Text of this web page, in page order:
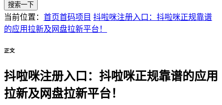
搜索一下
当前位置： 首页首码项目 抖啦咪注册入口：抖啦咪正规靠谱
的应用拉新及网盘拉新平台！
正文
抖啦咪注册入口：抖啦咪正规靠谱的应用
拉新及网盘拉新平台！